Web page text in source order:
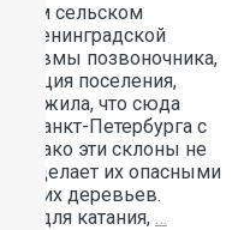
сельском
Ленинградской
травмы позвоночника,
поселения,
что сюда
Санкт-Петербурга с
Однако эти склоны не
что делает их опасными
деревьев.
для катания, …